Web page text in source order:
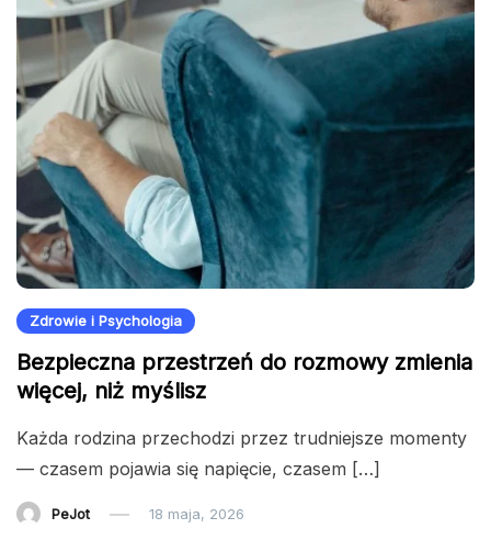
Zdrowie i Psychologia
Bezpieczna przestrzeń do rozmowy zmienia
więcej, niż myślisz
Każda rodzina przechodzi przez trudniejsze momenty
— czasem pojawia się napięcie, czasem […]
PeJot 18 maja, 2026